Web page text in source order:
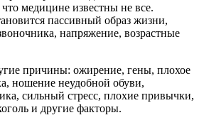
медицине известны не все.
пассивный образ жизни,
напряжение, возрастные
причины: ожирение, гены, плохое
ношение неудобной обуви,
сильный стресс, плохие привычки,
и другие факторы.